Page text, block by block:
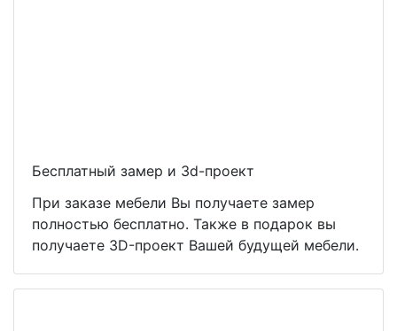
Бесплатный замер и 3d-проект
При заказе мебели Вы получаете замер
полностью бесплатно. Также в подарок вы
получаете 3D-проект Вашей будущей мебели.